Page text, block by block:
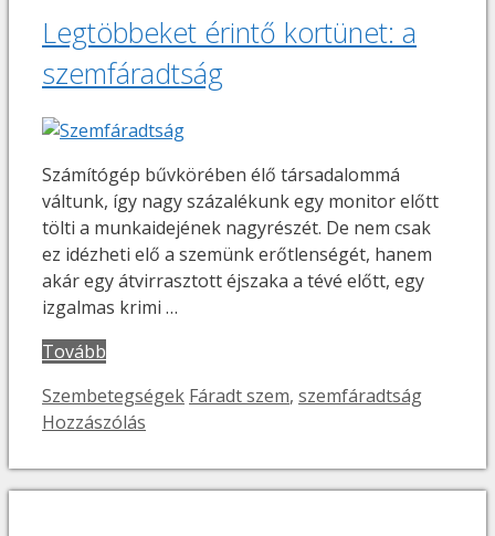
Legtöbbeket érintő kortünet: a
szemfáradtság
Számítógép bűvkörében élő társadalommá
váltunk, így nagy százalékunk egy monitor előtt
tölti a munkaidejének nagyrészét. De nem csak
ez idézheti elő a szemünk erőtlenségét, hanem
akár egy átvirrasztott éjszaka a tévé előtt, egy
izgalmas krimi …
Tovább
Kategória
Szembetegségek Címkék
Fáradt szem, szemfáradtság
Hozzászólás